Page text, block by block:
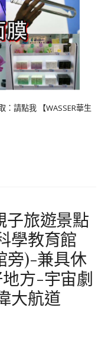
請點我 【WASSER華生
子旅遊景點
學教育館
旁)-兼具休
方-宇宙劇
大航道